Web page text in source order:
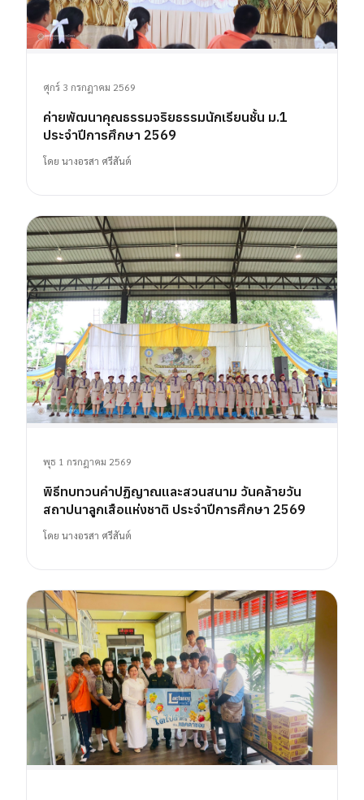
ศุกร์ 3 กรกฎาคม 2569
ค่ายพัฒนาคุณธรรมจริยธรรมนักเรียนชั้น ม.1
ประจำปีการศึกษา 2569
โดย นางอรสา ศรีสันต์
พุธ 1 กรกฎาคม 2569
พิธีทบทวนคำปฏิญาณและสวนสนาม วันคล้ายวัน
สถาปนาลูกเสือแห่งชาติ ประจำปีการศึกษา 2569
โดย นางอรสา ศรีสันต์